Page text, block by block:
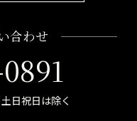
合わせ
日祝日は除く